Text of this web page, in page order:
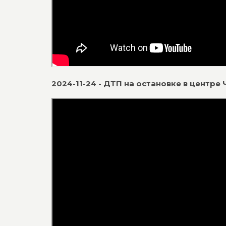
2024-11-24 - ДТП на остановке в центре